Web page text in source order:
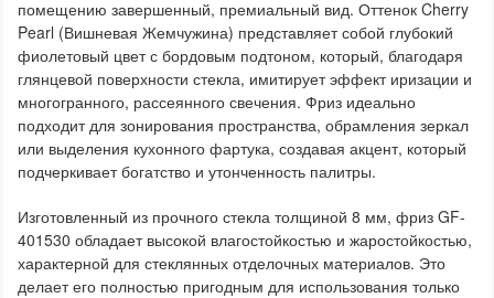
помещению завершенный, премиальный вид. Оттенок Cherry
Pearl (Вишневая Жемчужина) представляет собой глубокий
фиолетовый цвет с бордовым подтоном, который, благодаря
глянцевой поверхности стекла, имитирует эффект иризации и
многогранного, рассеянного свечения. Фриз идеально
подходит для зонирования пространства, обрамления зеркал
или выделения кухонного фартука, создавая акцент, который
подчеркивает богатство и утонченность палитры.
Изготовленный из прочного стекла толщиной 8 мм, фриз GF-
401530 обладает высокой влагостойкостью и жаростойкостью,
характерной для стеклянных отделочных материалов. Это
делает его полностью пригодным для использования только